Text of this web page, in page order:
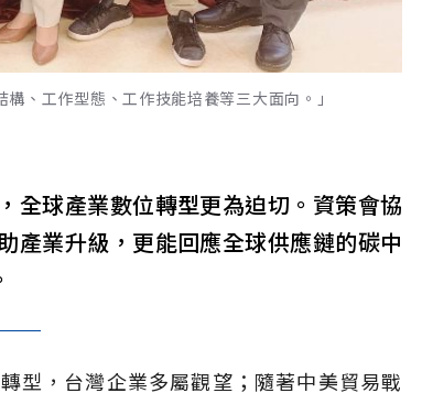
、工作型態、工作技能培養等三大面向。」
全球產業數位轉型更為迫切。資策會協
產業升級，更能回應全球供應鏈的碳中
型，台灣企業多屬觀望；隨著中美貿易戰